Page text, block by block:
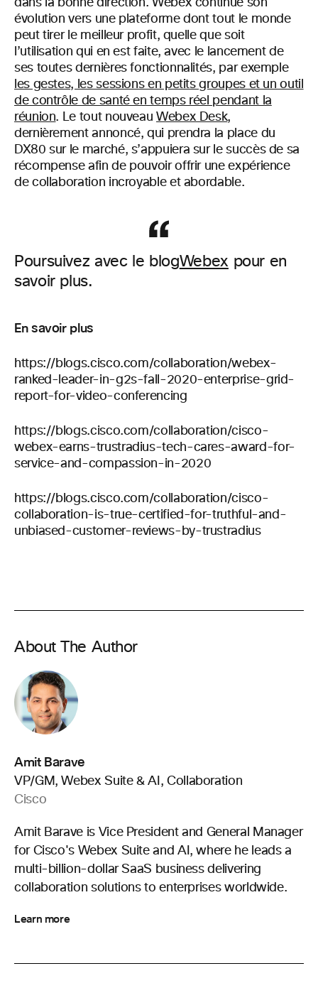
dans la bonne direction. Webex continue son
évolution vers une plateforme dont tout le monde
peut tirer le meilleur profit, quelle que soit
l’utilisation qui en est faite, avec le lancement de
ses toutes dernières fonctionnalités, par exemple
les gestes, les sessions en petits groupes et un outil
de contrôle de santé en temps réel pendant la
réunion. Le tout nouveauWebex Desk,
dernièrement annoncé, qui prendra la place du
DX80 sur le marché, s’appuiera sur le succès de sa
récompense afin de pouvoir offrir une expérience
de collaboration incroyable et abordable.
Poursuivez avec le blogWebexpour en
savoir plus.
En savoir plus
https://blogs.cisco.com/collaboration/webex-
ranked-leader-in-g2s-fall-2020-enterprise-grid-
report-for-video-conferencing
https://blogs.cisco.com/collaboration/cisco-
webex-earns-trustradius-tech-cares-award-for-
service-and-compassion-in-2020
https://blogs.cisco.com/collaboration/cisco-
collaboration-is-true-certified-for-truthful-and-
unbiased-customer-reviews-by-trustradius
About The Author
Amit Barave
VP/GM, Webex Suite & AI, Collaboration
Cisco
Amit Barave is Vice President and General Manager
for Cisco's Webex Suite and AI, where he leads a
multi-billion-dollar SaaS business delivering
collaboration solutions to enterprises worldwide.
Learn more